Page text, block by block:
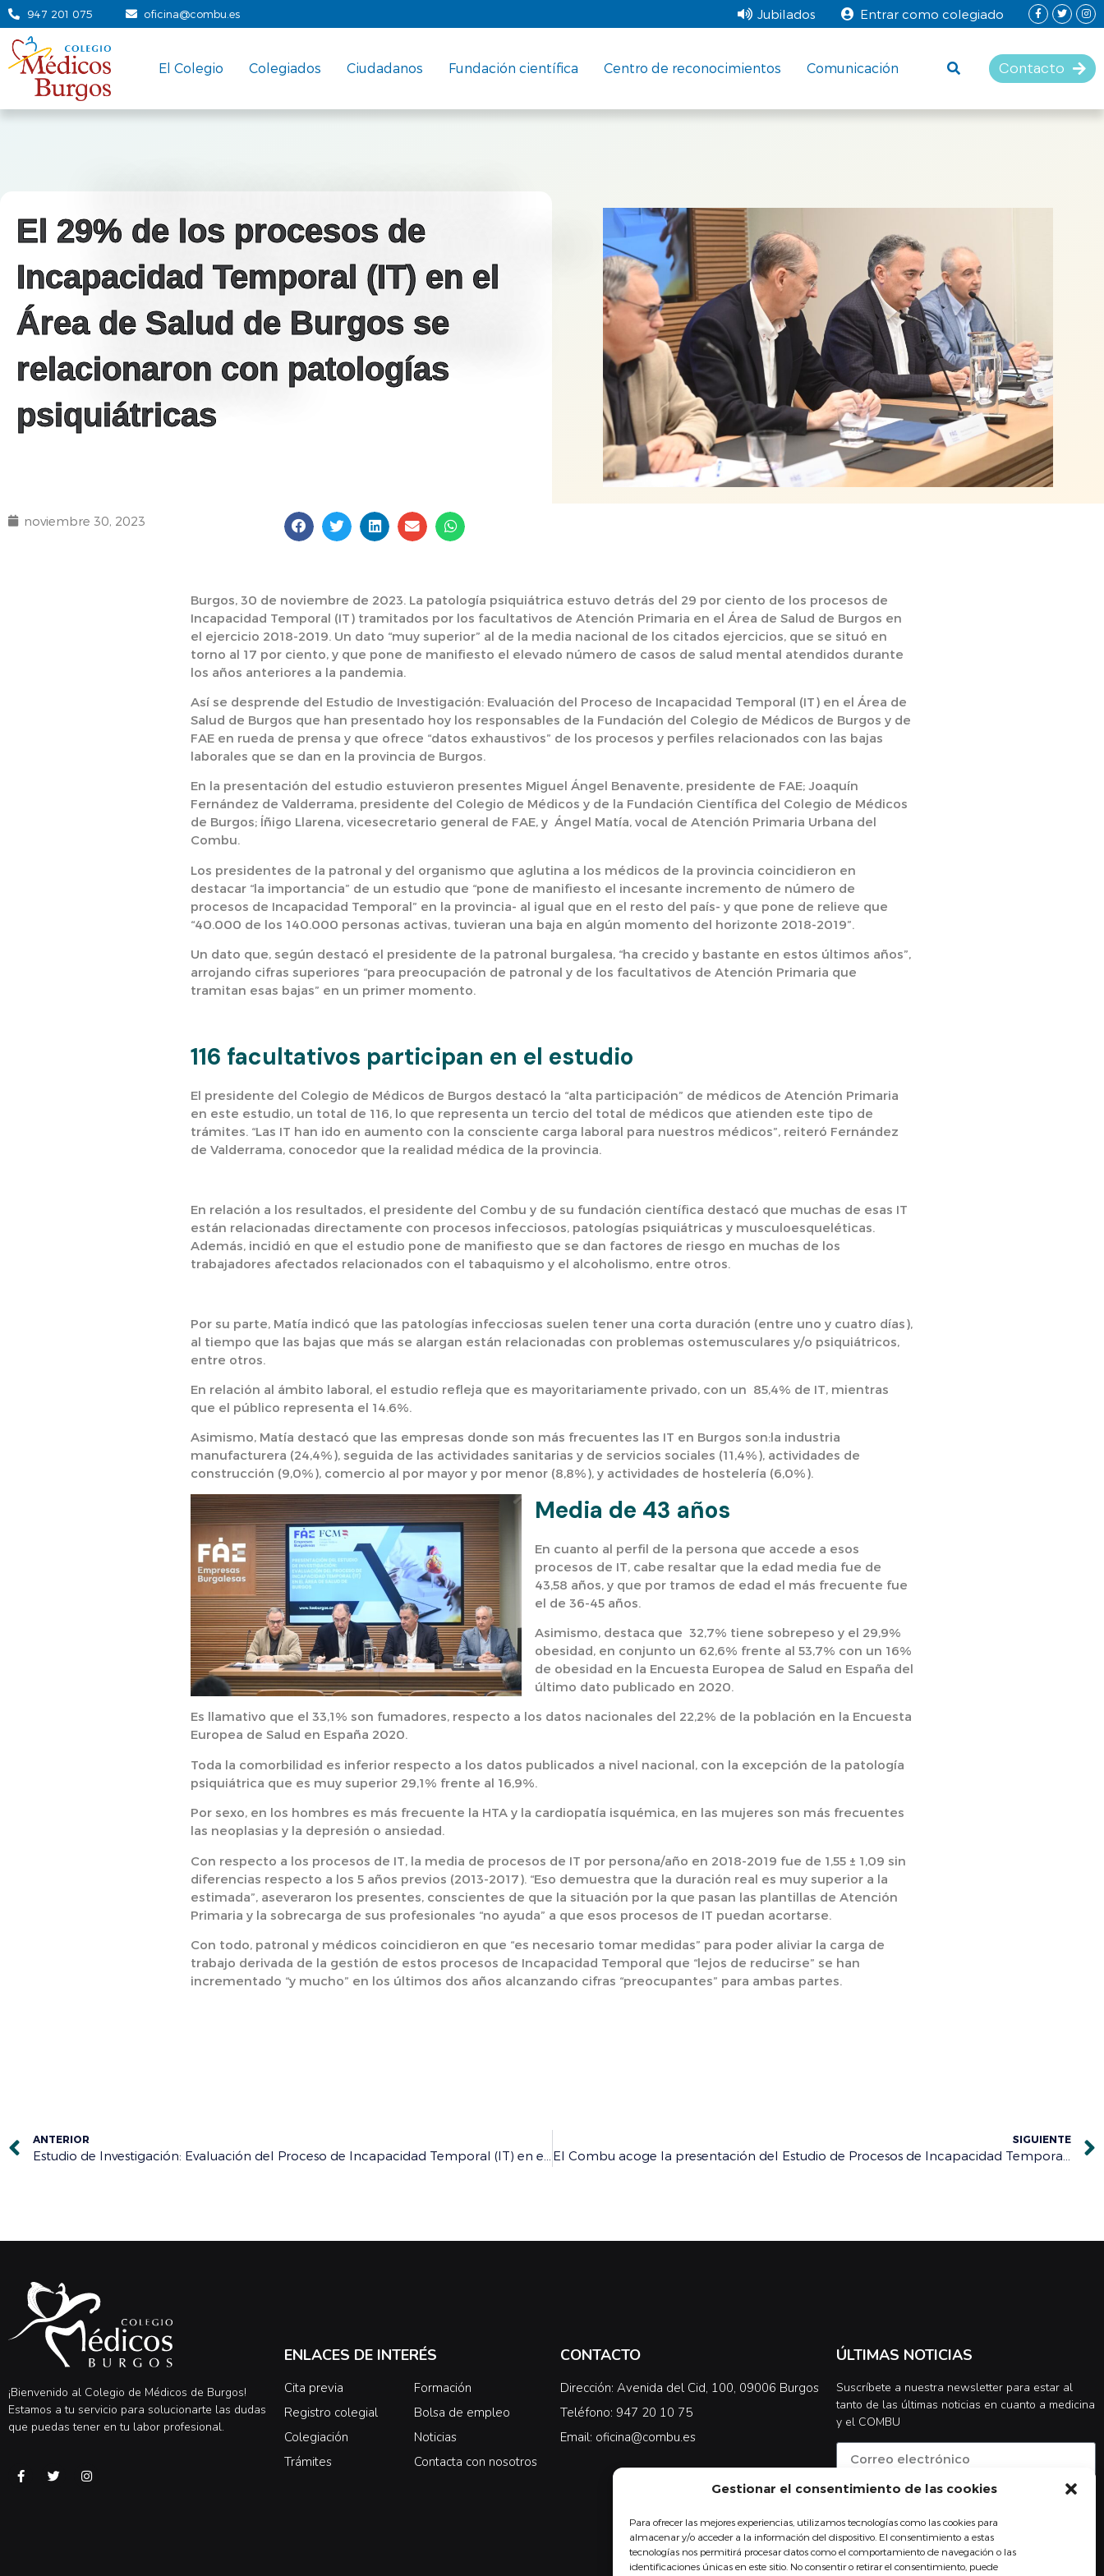
Gestionar el consentimiento de las cookies
Para ofrecer las mejores experiencias, utilizamos tecnologías como las cookies para
almacenar y/o acceder a la información del dispositivo. El consentimiento a estas
tecnologías nos permitirá procesar datos como el comportamiento de navegación o las
identificaciones únicas en este sitio. No consentir o retirar el consentimiento, puede
947 201 075 oficina@combu.es Jubilados Entrar como colegiado
El Colegio Colegiados Ciudadanos Fundación científica Centro de reconocimientos Comunicación Contacto
El 29% de los procesos de
Incapacidad Temporal (IT) en el
Área de Salud de Burgos se
relacionaron con patologías
psiquiátricas
noviembre 30, 2023
Burgos, 30 de noviembre de 2023. La patología psiquiátrica estuvo detrás del 29 por ciento de los procesos de
Incapacidad Temporal (IT) tramitados por los facultativos de Atención Primaria en el Área de Salud de Burgos en
el ejercicio 2018-2019. Un dato “muy superior” al de la media nacional de los citados ejercicios, que se situó en
torno al 17 por ciento, y que pone de manifiesto el elevado número de casos de salud mental atendidos durante
los años anteriores a la pandemia.
Así se desprende del Estudio de Investigación: Evaluación del Proceso de Incapacidad Temporal (IT) en el Área de
Salud de Burgos que han presentado hoy los responsables de la Fundación del Colegio de Médicos de Burgos y de
FAE en rueda de prensa y que ofrece “datos exhaustivos” de los procesos y perfiles relacionados con las bajas
laborales que se dan en la provincia de Burgos.
En la presentación del estudio estuvieron presentes Miguel Ángel Benavente, presidente de FAE; Joaquín
Fernández de Valderrama, presidente del Colegio de Médicos y de la Fundación Científica del Colegio de Médicos
de Burgos; Íñigo Llarena, vicesecretario general de FAE, y Ángel Matía, vocal de Atención Primaria Urbana del
Combu.
Los presidentes de la patronal y del organismo que aglutina a los médicos de la provincia coincidieron en
destacar “la importancia” de un estudio que “pone de manifiesto el incesante incremento de número de
procesos de Incapacidad Temporal” en la provincia- al igual que en el resto del país- y que pone de relieve que
“40.000 de los 140.000 personas activas, tuvieran una baja en algún momento del horizonte 2018-2019”.
Un dato que, según destacó el presidente de la patronal burgalesa, “ha crecido y bastante en estos últimos años”,
arrojando cifras superiores “para preocupación de patronal y de los facultativos de Atención Primaria que
tramitan esas bajas” en un primer momento.
116 facultativos participan en el estudio
El presidente del Colegio de Médicos de Burgos destacó la “alta participación” de médicos de Atención Primaria
en este estudio, un total de 116, lo que representa un tercio del total de médicos que atienden este tipo de
trámites. “Las IT han ido en aumento con la consciente carga laboral para nuestros médicos”, reiteró Fernández
de Valderrama, conocedor que la realidad médica de la provincia.
En relación a los resultados, el presidente del Combu y de su fundación científica destacó que muchas de esas IT
están relacionadas directamente con procesos infecciosos, patologías psiquiátricas y musculoesqueléticas.
Además, incidió en que el estudio pone de manifiesto que se dan factores de riesgo en muchas de los
trabajadores afectados relacionados con el tabaquismo y el alcoholismo, entre otros.
Por su parte, Matía indicó que las patologías infecciosas suelen tener una corta duración (entre uno y cuatro días),
al tiempo que las bajas que más se alargan están relacionadas con problemas ostemusculares y/o psiquiátricos,
entre otros.
En relación al ámbito laboral, el estudio refleja que es mayoritariamente privado, con un 85,4% de IT, mientras
que el público representa el 14.6%.
Asimismo, Matía destacó que las empresas donde son más frecuentes las IT en Burgos son:la industria
manufacturera (24,4%), seguida de las actividades sanitarias y de servicios sociales (11,4%), actividades de
construcción (9,0%), comercio al por mayor y por menor (8,8%), y actividades de hostelería (6,0%).
Media de 43 años
En cuanto al perfil de la persona que accede a esos
procesos de IT, cabe resaltar que la edad media fue de
43,58 años, y que por tramos de edad el más frecuente fue
el de 36-45 años.
Asimismo, destaca que 32,7% tiene sobrepeso y el 29,9%
obesidad, en conjunto un 62,6% frente al 53,7% con un 16%
de obesidad en la Encuesta Europea de Salud en España del
último dato publicado en 2020.
Es llamativo que el 33,1% son fumadores, respecto a los datos nacionales del 22,2% de la población en la Encuesta
Europea de Salud en España 2020.
Toda la comorbilidad es inferior respecto a los datos publicados a nivel nacional, con la excepción de la patología
psiquiátrica que es muy superior 29,1% frente al 16,9%.
Por sexo, en los hombres es más frecuente la HTA y la cardiopatía isquémica, en las mujeres son más frecuentes
las neoplasias y la depresión o ansiedad.
Con respecto a los procesos de IT, la media de procesos de IT por persona/año en 2018-2019 fue de 1,55 ± 1,09 sin
diferencias respecto a los 5 años previos (2013-2017). “Eso demuestra que la duración real es muy superior a la
estimada”, aseveraron los presentes, conscientes de que la situación por la que pasan las plantillas de Atención
Primaria y la sobrecarga de sus profesionales “no ayuda” a que esos procesos de IT puedan acortarse.
Con todo, patronal y médicos coincidieron en que “es necesario tomar medidas” para poder aliviar la carga de
trabajo derivada de la gestión de estos procesos de Incapacidad Temporal que “lejos de reducirse” se han
incrementado “y mucho” en los últimos dos años alcanzando cifras “preocupantes” para ambas partes.
ANTERIOR SIGUIENTE
¡Bienvenido al Colegio de Médicos de Burgos!
Estamos a tu servicio para solucionarte las dudas
que puedas tener en tu labor profesional.
ENLACES DE INTERÉS
Cita previa
Registro colegial
Colegiación
Trámites
Formación
Bolsa de empleo
Noticias
Contacta con nosotros
CONTACTO
Dirección: Avenida del Cid, 100, 09006 Burgos
Teléfono: 947 20 10 75
Email: oficina@combu.es
ÚLTIMAS NOTICIAS
Suscríbete a nuestra newsletter para estar al
tanto de las últimas noticias en cuanto a medicina
y el COMBU
Acepto lapolítica de privacidad
Suscribirse